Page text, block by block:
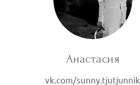
Анастасия
vk.com/sunny.tjutjunnik